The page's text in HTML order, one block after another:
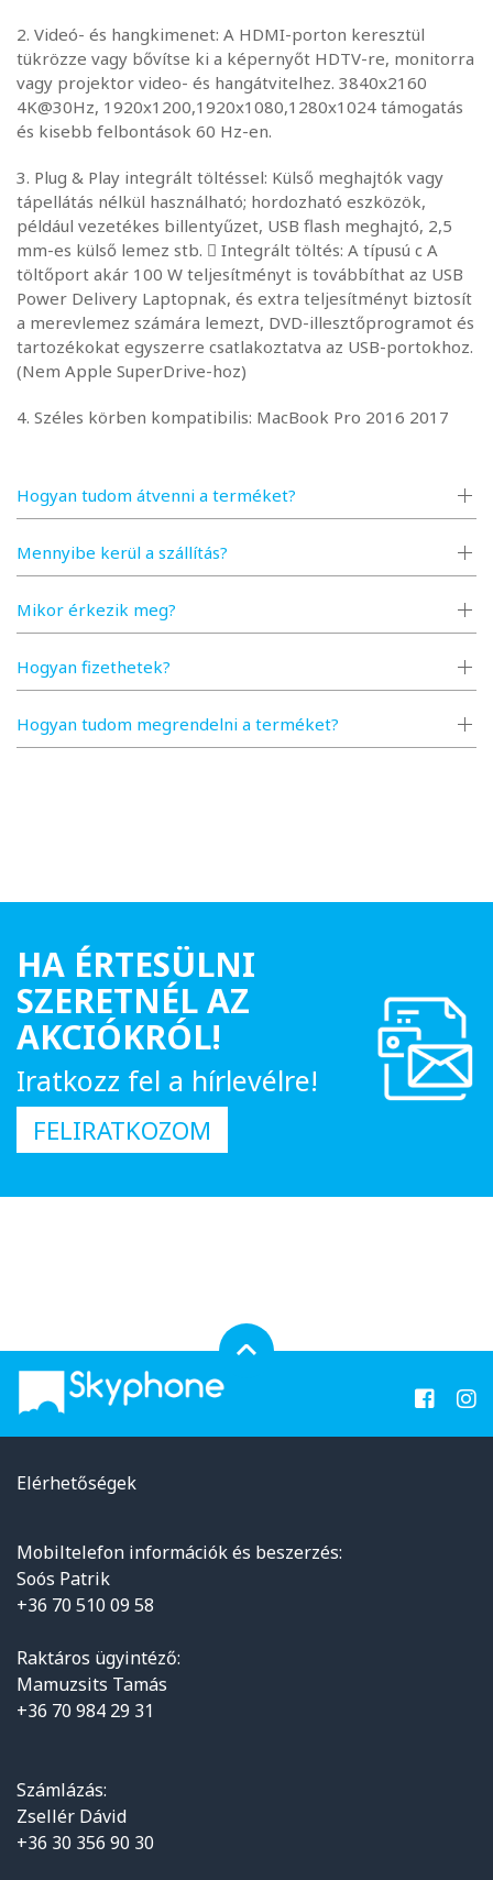
Hogyan tudom átvenni a terméket?
Mennyibe kerül a szállítás?
Mikor érkezik meg?
Hogyan fizethetek?
Hogyan tudom megrendelni a terméket?
2. Videó- ​​és hangkimenet: A HDMI-porton keresztül
tükrözze vagy bővítse ki a képernyőt HDTV-re, monitorra
vagy projektor video- és hangátvitelhez. 3840x2160
4K@30Hz, 1920x1200,1920x1080,1280x1024 támogatás
és kisebb felbontások 60 Hz-en.
3. Plug & Play integrált töltéssel: Külső meghajtók vagy
tápellátás nélkül használható; hordozható eszközök,
például vezetékes billentyűzet, USB flash meghajtó, 2,5
mm-es külső lemez stb.  Integrált töltés: A típusú c A
töltőport akár 100 W teljesítményt is továbbíthat az USB
Power Delivery Laptopnak, és extra teljesítményt biztosít
a merevlemez számára lemezt, DVD-illesztőprogramot és
tartozékokat egyszerre csatlakoztatva az USB-portokhoz.
(Nem Apple SuperDrive-hoz)
4. Széles körben kompatibilis: MacBook Pro 2016 2017
Book 2/Go, Chromebook, Pixelbook, Dell, HP, Huawei
mate 20/P20, Samsung S8/S8 Plus/S9/ S9 Plus /S10, több
termékleírást)
5. Mac-stílusú kialakítás: Unibody alumíniumötvözet
burkolat ionizált felülettel. A QGEEM USB-C adapter képes
menteni az asztali helyet, és bővítse eszköze
csatlakoztathatóságát!
HA ÉRTESÜLNI
SZERETNÉL AZ
AKCIÓKRÓL!
Iratkozz fel a hírlevélre!
FELIRATKOZOM
Elérhetőségek
Mobiltelefon információk és beszerzés:
Soós Patrik
+36 70 510 09 58
Raktáros ügyintéző:
Mamuzsits Tamás
+36 70 984 29 31
Számlázás:
Zsellér Dávid
+36 30 356 90 30